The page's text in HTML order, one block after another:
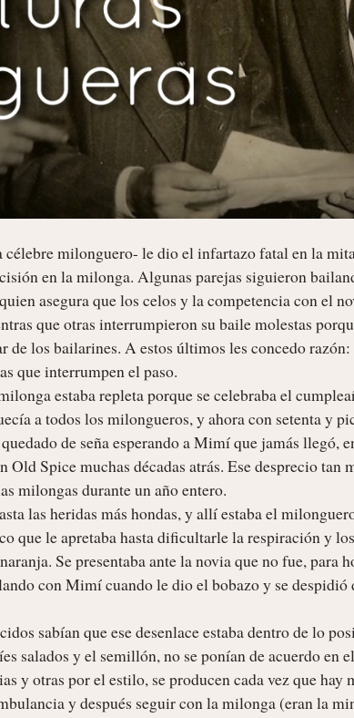
en la milonga. Algunas parejas siguieron
asegura que los celos y la competencia con el
que otras interrumpieron su baile molestas
de los bailarines. A estos últimos les concedo
que interrumpen el paso.
estaba repleta porque se celebraba el
a todos los milongueros, y ahora con setenta y
de seña esperando a Mimí que jamás llegó,
Old Spice muchas décadas atrás. Ese desprecio
milongas durante un año entero.
las heridas más hondas, y allí estaba el
que le apretaba hasta dificultarle la respiración y
Se presentaba ante la novia que no fue, para
con Mimí cuando le dio el bobazo y se
sabían que ese desenlace estaba dentro de lo
salados y el semillón, no se ponían de acuerdo en
y otras por el estilo, se producen cada vez que hay
y después seguir con la milonga (eran la